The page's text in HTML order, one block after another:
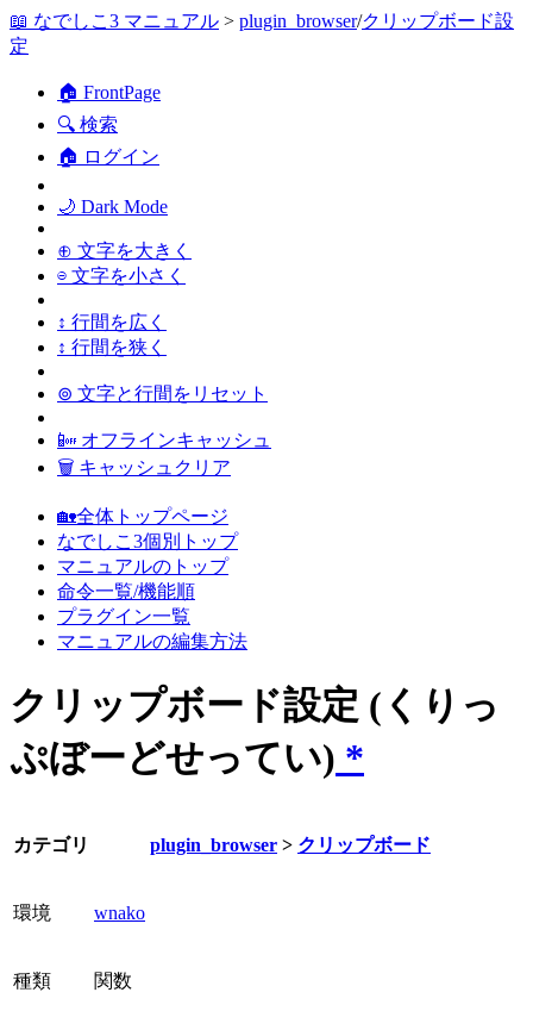
📖 なでしこ3 マニュアル > plugin_browser/クリップボード設
定
🏠 FrontPage
🔍 検索
🏠 ログイン
🌙 Dark Mode
⊕ 文字を大きく
⊖ 文字を小さく
↕ 行間を広く
↕ 行間を狭く
⊚ 文字と行間をリセット
📴 オフラインキャッシュ
🗑 キャッシュクリア
🏡全体トップページ
なでしこ3個別トップ
マニュアルのトップ
命令一覧/機能順
プラグイン一覧
マニュアルの編集方法
クリップボード設定 (くりっ
ぷぼーどせってい) *
カテゴリ plugin_browser > クリップボード
環境 wnako
種類 関数